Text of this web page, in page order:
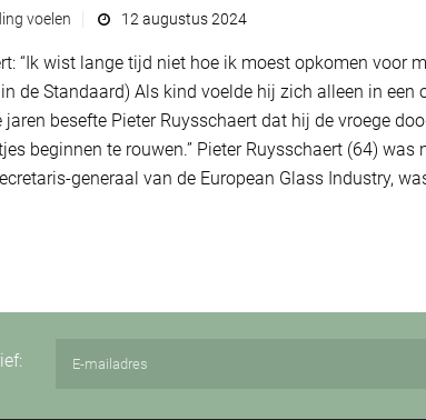
voelen 12 augustus 2024
“Ik wist lange tijd niet hoe ik moest opkomen voor
de Standaard) Als kind voelde hij zich alleen in
besefte Pieter Ruysschaert dat hij de vroege
beginnen te rouwen.” Pieter Ruysschaert (64)
generaal van de ­European Glass Industry,